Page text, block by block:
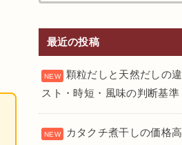
最近の投稿
顆粒だしと天然だしの
スト・時短・風味の判断基準
カタクチ煮干しの価格